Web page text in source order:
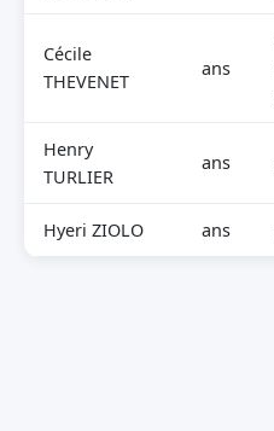
Cécile
THEVENET
ans
Henry
TURLIER
ans
Hyeri ZIOLO ans